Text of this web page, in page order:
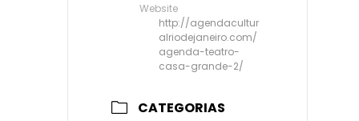
Website
http://agendacultur
alriodejaneiro.com/
agenda-teatro-
casa-grande-2/
CATEGORIAS